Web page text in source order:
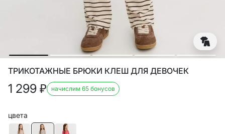
ТРИКОТАЖНЫЕ БРЮКИ КЛЕШ ДЛЯ ДЕВОЧЕК
1 299 ₽ начислим 65 бонусов
цвета